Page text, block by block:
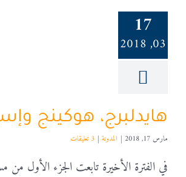
17
03, 2018
هايدلبرج، هوكينج
مارس 17, 2018 | المدونة | 3 تعليقات